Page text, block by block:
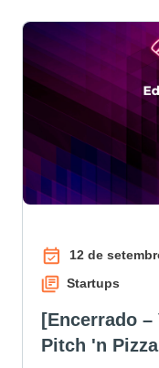
12 de
Startups
[Encerrado –
Pitch 'n